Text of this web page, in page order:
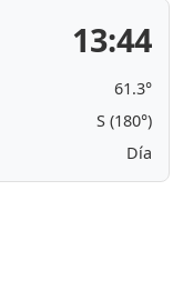
13:44
61.3°
S (180°)
Día